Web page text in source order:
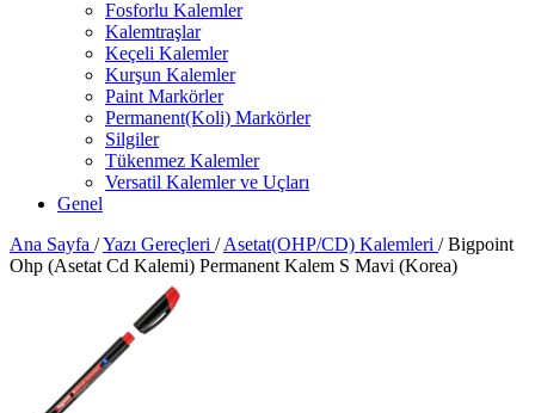
Fosforlu Kalemler
Kalemtraşlar
Keçeli Kalemler
Kurşun Kalemler
Paint Markörler
Permanent(Koli) Markörler
Silgiler
Tükenmez Kalemler
Versatil Kalemler ve Uçları
Genel
Ana Sayfa /Yazı Gereçleri / Asetat(OHP/CD) Kalemleri / Bigpoint
Ohp (Asetat Cd Kalemi) Permanent Kalem S Mavi (Korea)